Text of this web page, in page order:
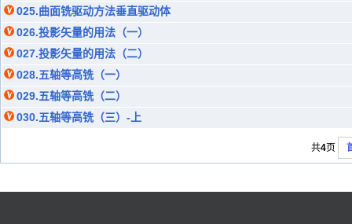
025.曲面铣驱动方法垂直驱动体
026.投影矢量的用法（一）
027.投影矢量的用法（二）
028.五轴等高铣（一）
029.五轴等高铣（二）
030.五轴等高铣（三）-上
共4页